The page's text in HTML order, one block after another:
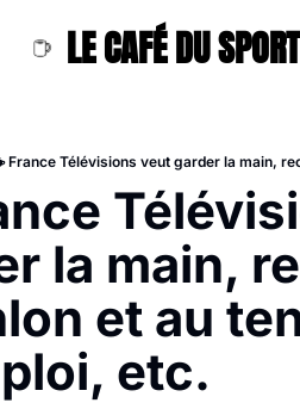
LE CAFÉ DU
France Télévisions veut garder la main,
la main,
et au
etc.